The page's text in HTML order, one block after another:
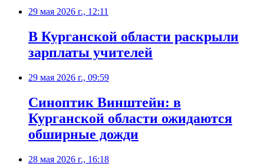
29 мая 2026 г., 12:11
В Курганской области раскрыли
зарплаты учителей
29 мая 2026 г., 09:59
Синоптик Винштейн: в
Курганской области ожидаются
обширные дожди
28 мая 2026 г., 16:18